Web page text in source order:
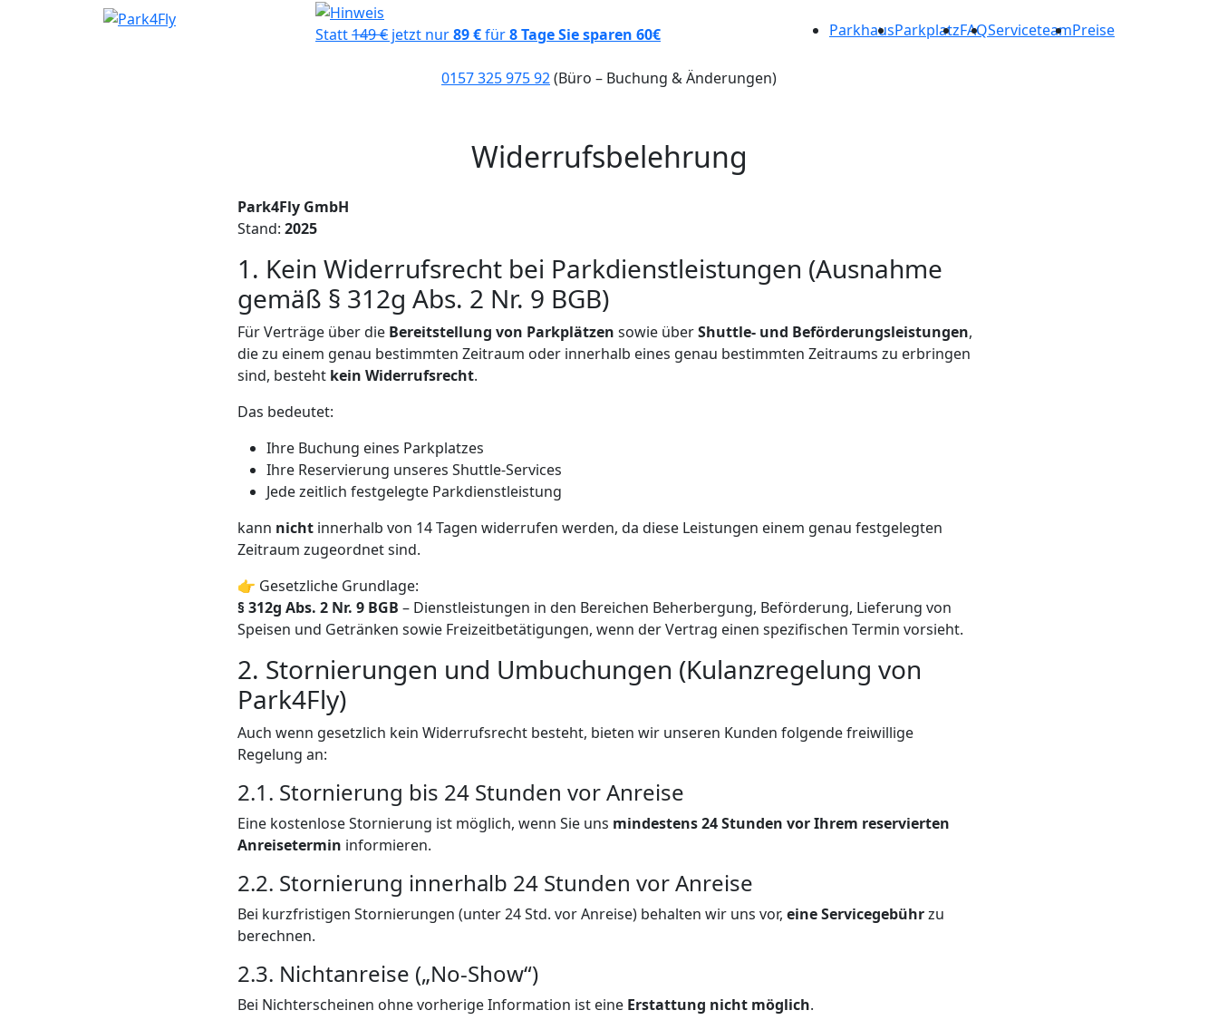
Statt149 € jetzt nur89 €für8 TageSie sparen 60€ ParkhausParkplatzFAQServiceteamPreise
0157 325 975 92(Büro – Buchung & Änderungen)
Widerrufsbelehrung
Park4Fly GmbH
Stand: 2025
1. Kein Widerrufsrecht bei Parkdienstleistungen (Ausnahme
gemäß § 312g Abs. 2 Nr. 9 BGB)
Für Verträge über die Bereitstellung von Parkplätzen sowie überShuttle- und Beförderungsleistungen,
die zu einem genau bestimmten Zeitraum oder innerhalb eines genau bestimmten Zeitraums zu erbringen
sind, besteht kein Widerrufsrecht.
Das bedeutet:
Ihre Buchung eines Parkplatzes
Ihre Reservierung unseres Shuttle-Services
Jede zeitlich festgelegte Parkdienstleistung
kann nicht innerhalb von 14 Tagen widerrufen werden, da diese Leistungen einem genau festgelegten
Zeitraum zugeordnet sind.
👉 Gesetzliche Grundlage:
§ 312g Abs. 2 Nr. 9 BGB – Dienstleistungen in den Bereichen Beherbergung, Beförderung, Lieferung von
Speisen und Getränken sowie Freizeitbetätigungen, wenn der Vertrag einen spezifischen Termin vorsieht.
2. Stornierungen und Umbuchungen (Kulanzregelung von
Park4Fly)
Auch wenn gesetzlich kein Widerrufsrecht besteht, bieten wir unseren Kunden folgende freiwillige
Regelung an:
2.1. Stornierung bis 24 Stunden vor Anreise
Eine kostenlose Stornierung ist möglich, wenn Sie uns mindestens 24 Stunden vor Ihrem reservierten
Anreisetermin informieren.
2.2. Stornierung innerhalb 24 Stunden vor Anreise
Bei kurzfristigen Stornierungen (unter 24 Std. vor Anreise) behalten wir uns vor, eine Servicegebührzu
berechnen.
2.3. Nichtanreise („No-Show“)
Bei Nichterscheinen ohne vorherige Information ist eine Erstattung nicht möglich.